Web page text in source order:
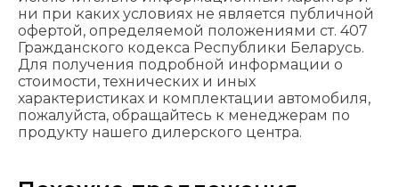
ни при каких условиях не является публичной
офертой, определяемой положениями cт. 407
Гражданского кодекса Республики Беларусь.
Для получения подробной информации о
стоимости, технических и иных
характеристиках и комплектации автомобиля,
пожалуйста, обращайтесь к менеджерам по
продукту нашего дилерского центра.